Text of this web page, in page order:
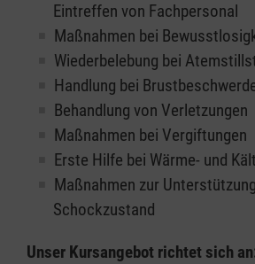
Eintreffen von Fachpersonal
Maßnahmen bei
Wiederbelebung bei
Handlung bei
Behandlung von Verletzungen
Maßnahmen bei Vergiftungen
Erste Hilfe bei Wärme- und
Maßnahmen zur
Schockzustand
Unser Kursangebot richtet sich